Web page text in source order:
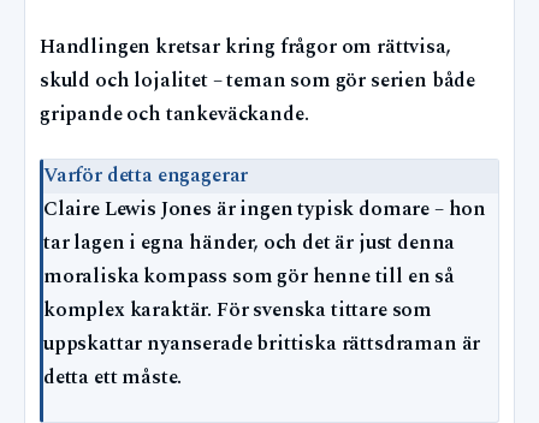
Handlingen kretsar kring frågor om rättvisa,
skuld och lojalitet – teman som gör serien både
gripande och tankeväckande.
Varför detta engagerar
Claire Lewis Jones är ingen typisk domare – hon
tar lagen i egna händer, och det är just denna
moraliska kompass som gör henne till en så
komplex karaktär. För svenska tittare som
uppskattar nyanserade brittiska rättsdraman är
detta ett måste.